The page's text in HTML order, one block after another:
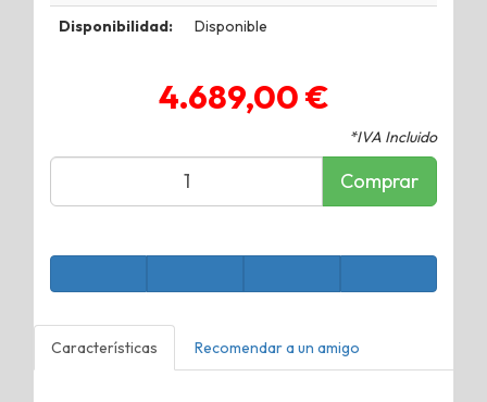
Disponibilidad: Disponible
4.689,00 €
*IVA Incluido
Comprar
Características Recomendar a un amigo